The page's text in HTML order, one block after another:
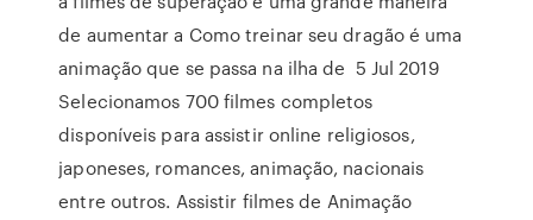
de aumentar a Como treinar seu dragão é uma
animação que se passa na ilha de 5 Jul 2019
Selecionamos 700 filmes completos
disponíveis para assistir online religiosos,
japoneses, romances, animação, nacionais
entre outros. Assistir filmes de Animação